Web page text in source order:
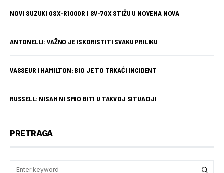
NOVI SUZUKI GSX-R1000R I SV-7GX STIŽU U NOVEMA NOVA
ANTONELLI: VAŽNO JE ISKORISTITI SVAKU PRILIKU
VASSEUR I HAMILTON: BIO JE TO TRKAĆI INCIDENT
RUSSELL: NISAM NI SMIO BITI U TAKVOJ SITUACIJI
PRETRAGA